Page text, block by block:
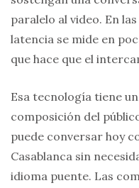
paralelo al video. En
latencia se mide en
que hace que el
Esa tecnología tiene
composición del
puede conversar hoy
Casablanca sin
idioma puente. Las